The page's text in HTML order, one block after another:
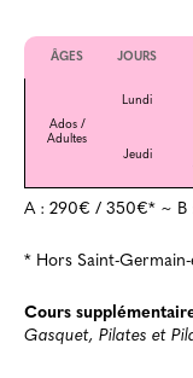
ÂGES JOURS
Ados /
Adultes
Lundi
Jeudi
A : 290€ / 350€* ~ B
* Hors Saint-Germain-
Cours
Gasquet, Pilates et